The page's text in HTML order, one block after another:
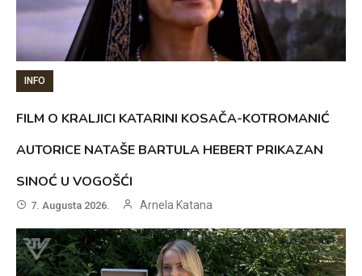
INFO
FILM O KRALJICI KATARINI KOSAČA-KOTROMANIĆ
AUTORICE NATAŠE BARTULA HEBERT PRIKAZAN
SINOĆ U VOGOŠĆI
7. Augusta 2026. Arnela Katana